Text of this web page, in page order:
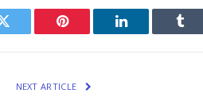
Twitter Pinterest LinkedIn
NEXT ARTICLE